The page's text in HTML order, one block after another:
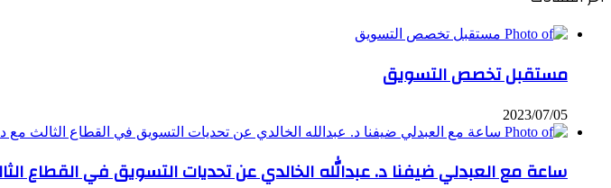
مستقبل تخصص التسويق
2023/07/05
ساعة مع العبدلي ضيفنا د. عبدالله الخالدي عن تحديات التسويق في القطاع